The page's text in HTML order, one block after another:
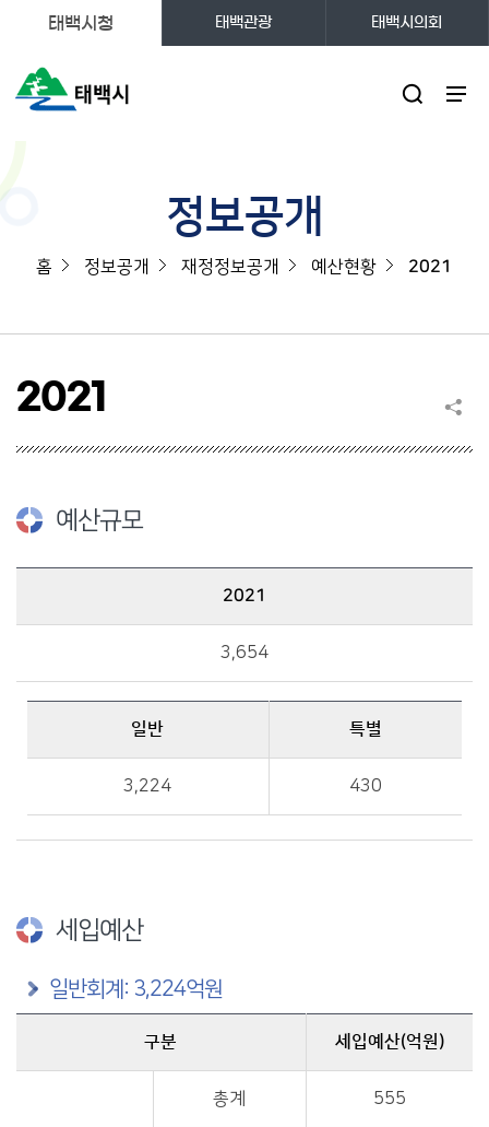
태백시청 태백관광 태백시의회
정보공개
홈 정보공개 재정정보공개 예산현황 2021
2021
예산규모
2021
3,654
일반 특별
3,224 430
세입예산
일반회계: 3,224억원
구분 세입예산(억원)
총계 555